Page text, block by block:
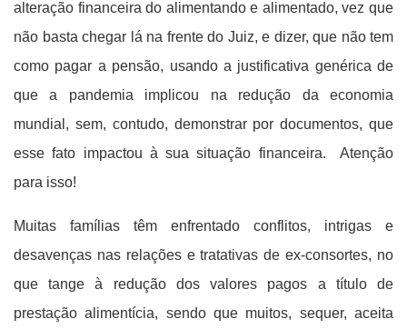
alteração financeira do alimentando e alimentado, vez que
não basta chegar lá na frente do Juiz, e dizer, que não tem
como pagar a pensão, usando a justificativa genérica de
que a pandemia implicou na redução da economia
mundial, sem, contudo, demonstrar por documentos, que
esse fato impactou à sua situação financeira. Atenção
para isso!
Muitas famílias têm enfrentado conflitos, intrigas e
desavenças nas relações e tratativas de ex-consortes, no
que tange à redução dos valores pagos a título de
prestação alimentícia, sendo que muitos, sequer, aceita